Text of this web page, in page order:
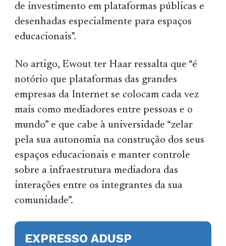
de investimento em plataformas públicas e
desenhadas especialmente para espaços
educacionais”.
No artigo, Ewout ter Haar ressalta que “é
notório que plataformas das grandes
empresas da Internet se colocam cada vez
mais como mediadores entre pessoas e o
mundo” e que cabe à universidade “zelar
pela sua autonomia na construção dos seus
espaços educacionais e manter controle
sobre a infraestrutura mediadora das
interações entre os integrantes da sua
comunidade”.
EXPRESSO ADUSP